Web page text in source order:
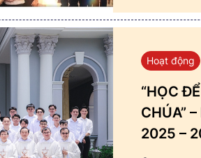
Hoạt động
“HỌC
CHÚA”
2025 –